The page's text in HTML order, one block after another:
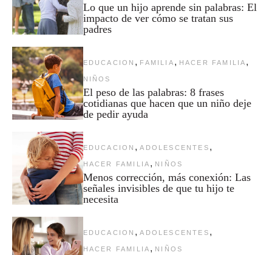
Lo que un hijo aprende sin palabras: El
impacto de ver cómo se tratan sus
padres
EDUCACION , FAMILIA , HACER FAMILIA ,
NIÑOS
El peso de las palabras: 8 frases
cotidianas que hacen que un niño deje
de pedir ayuda
EDUCACION , ADOLESCENTES ,
HACER FAMILIA , NIÑOS
Menos corrección, más conexión: Las
señales invisibles de que tu hijo te
necesita
EDUCACION , ADOLESCENTES ,
HACER FAMILIA , NIÑOS